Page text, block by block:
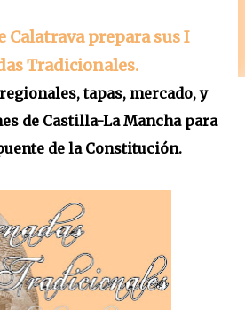
Calatrava prepara sus I
Tradicionales.
tapas, mercado, y
de Castilla-La Mancha para
de la Constitución.